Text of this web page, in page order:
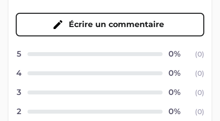
Écrire un commentaire
5 (0)
4 (0)
3 (0)
2 (0)